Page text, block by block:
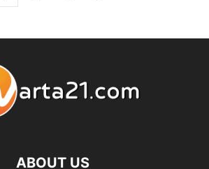
ABOUT US